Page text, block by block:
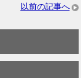
以前の記事へ